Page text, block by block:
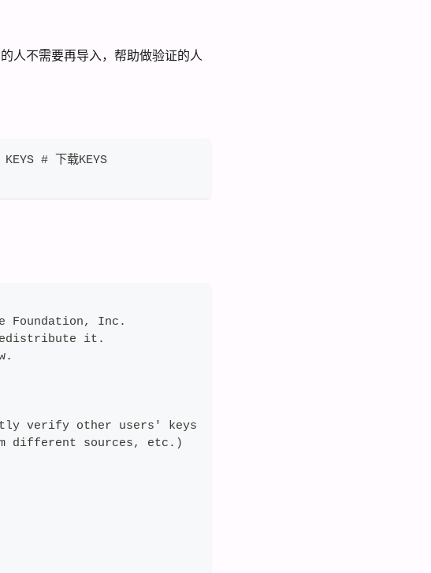
人不需要再导入，帮助做验证的人
# 下载KEYS
Foundation, Inc.
it.
verify other users' keys
different sources, etc.)